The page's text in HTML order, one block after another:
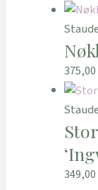
375,00
349,00